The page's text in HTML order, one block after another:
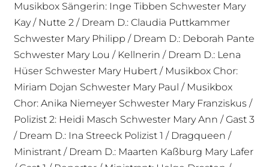
Musikbox Sängerin: Inge Tibben Schwester Mary
Kay / Nutte 2 / Dream D.: Claudia Puttkammer
Schwester Mary Philipp / Dream D.: Deborah Pante
Schwester Mary Lou / Kellnerin / Dream D.: Lena
Hüser Schwester Mary Hubert / Musikbox Chor:
Miriam Dojan Schwester Mary Paul / Musikbox
Chor: Anika Niemeyer Schwester Mary Franziskus /
Polizist 2: Heidi Masch Schwester Mary Ann / Gast 3
/ Dream D.: Ina Streeck Polizist 1 / Dragqueen /
Ministrant / Dream D.: Maarten Kaßburg Mary Lafer